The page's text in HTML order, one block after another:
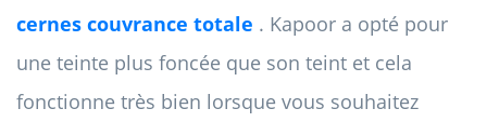
cernes couvrance totale . Kapoor a opté pour
une teinte plus foncée que son teint et cela
fonctionne très bien lorsque vous souhaitez